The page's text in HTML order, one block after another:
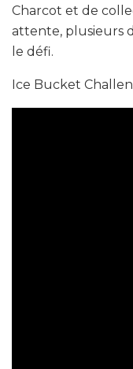
Charcot et de
attente, plusieurs
le défi.
Ice Bucket